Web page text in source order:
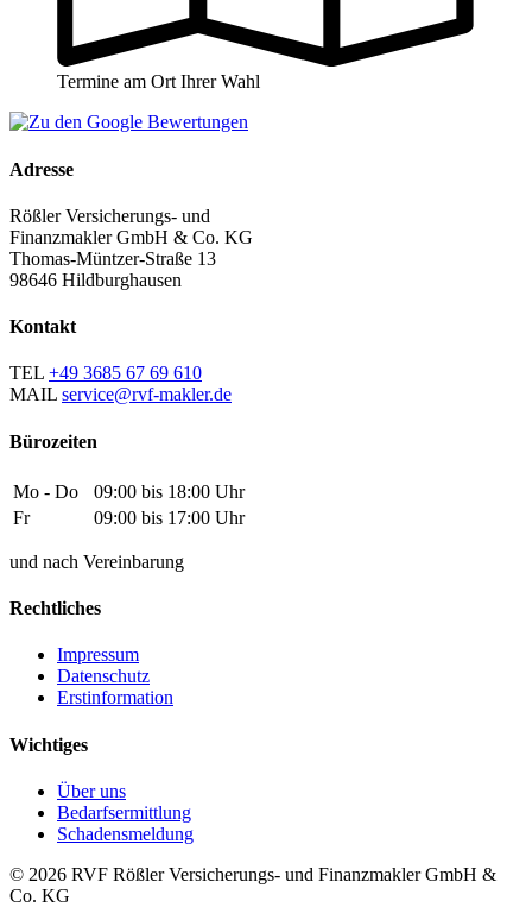
Termine am Ort Ihrer Wahl
Adresse
Rößler Versicherungs- und
Finanzmakler GmbH & Co. KG
Thomas-Müntzer-Straße 13
98646 Hildburghausen
Kontakt
TEL +49 3685 67 69 610
MAIL service@rvf-makler.de
Bürozeiten
Mo - Do
09:00 bis 18:00 Uhr
Fr
09:00 bis 17:00 Uhr
und nach Vereinbarung
Rechtliches
Impressum
Datenschutz
Erstinformation
Wichtiges
Über uns
Bedarfsermittlung
Schadensmeldung
© 2026 RVF Rößler Versicherungs- und Finanzmakler GmbH &
Co. KG